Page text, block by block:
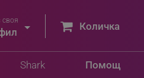
своя  Количка
Помощ
Shark